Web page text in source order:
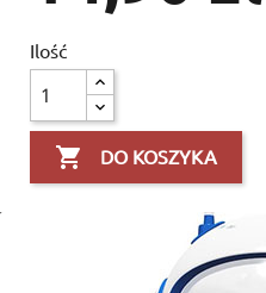
Ilość
 DO KOSZYKA